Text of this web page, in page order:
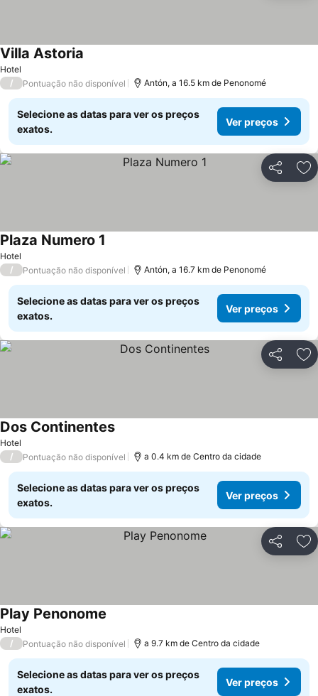
Hotel
Villa Astoria
/ Pontuação não disponível Antón, a 16.5 km de Penonomé
Selecione as datas para ver os preços
exatos.
Ver preços
Partilhar
Hotel
Plaza Numero 1
/ Pontuação não disponível Antón, a 16.7 km de Penonomé
Selecione as datas para ver os preços
exatos.
Ver preços
Partilhar
Hotel
Dos ContinentesVer preços
/ Pontuação não disponível a 0.4 km de Centro da cidade
Selecione as datas para ver os preços
exatos.
Ver preços
Partilhar
Hotel
Play Penonome
/ Pontuação não disponível a 9.7 km de Centro da cidade
Selecione as datas para ver os preços
exatos.
Ver preços